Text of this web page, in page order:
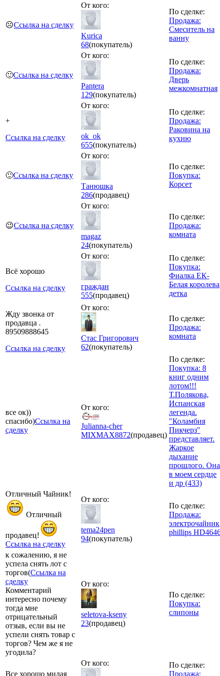
☹️Ссылка на сделку
От кого:
Kurica
68(покупатель)
По сделке:
Продажа:
Смеситель на
ванну
🙂Ссылка на сделку
От кого:
Pantera
129(покупатель)
По сделке:
Продажа:
Дверь
межкомнатная
+
Ссылка на сделку
От кого:
ok_ok
655(покупатель)
По сделке:
Продажа:
Раковина на
кухню
🙂Ссылка на сделку
От кого:
Танюшка
286(продавец)
По сделке:
Покупка:
Корсет
😉Ссылка на сделку
От кого:
magaz
24(покупатель)
По сделке:
Продажа:
комната
Всё хорошо
Ссылка на сделку
От кого:
граждан
555(продавец)
По сделке:
Покупка:
Фиалка ЕК-
Белая королева
детка
Жду звонка от
продавца .
89509888645
Ссылка на сделку
От кого:
Стас Григорович
62(покупатель)
По сделке:
Продажа:
комната
все ок))
спасибо)Ссылка на
сделку
От кого:
Julianna-cher
MIXMAX8872(продавец)
По сделке:
Покупка: 8
книг одним
лотом!!!
Т.Полякова,
Испанская
легенда.
"Коламбия
Пикчерз"
представляет.
Жаркое
дыхание
прошлого. Она
в моем сердце
и др (433)
Отличный Чайник!
Отличный
продавец!
Ссылка на сделку
От кого:
tema24pen
94(покупатель)
По сделке:
Продажа:
электрочайник
phillips
к сожалению, я не
успела снять лот с
торгов(Ссылка на
сделку
Комментарий
интересно почему
тогда мне
отрицательный
отзыв, если вы не
успели снять товар с
торгов? Чем же я не
угодила?
От кого:
seletova-kseny
23(продавец)
По сделке:
Покупка:
слипоны
Все хорошо милая
От кого:
По сделке:
Продажа: